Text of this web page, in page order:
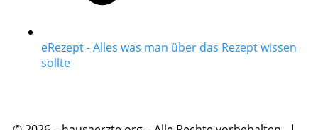
eRezept - Alles was man über das Rezept wissen
sollte